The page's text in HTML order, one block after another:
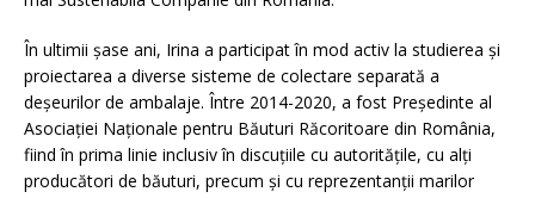
În ultimii șase ani, Irina a participat în mod activ la studierea și
proiectarea a diverse sisteme de colectare separată a
deșeurilor de ambalaje. Între 2014-2020, a fost Președinte al
Asociației Naționale pentru Băuturi Răcoritoare din România,
fiind în prima linie inclusiv în discuțiile cu autoritățile, cu alți
producători de băuturi, precum și cu reprezentanții marilor